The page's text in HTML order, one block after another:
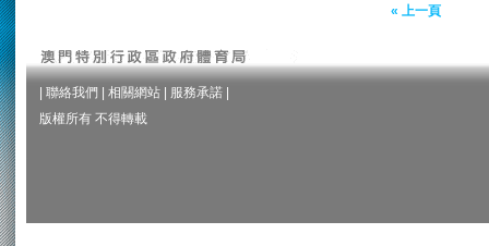
« 上一頁
| 聯絡我們 | 相關網站 | 服務承諾 |
版權所有 不得轉載